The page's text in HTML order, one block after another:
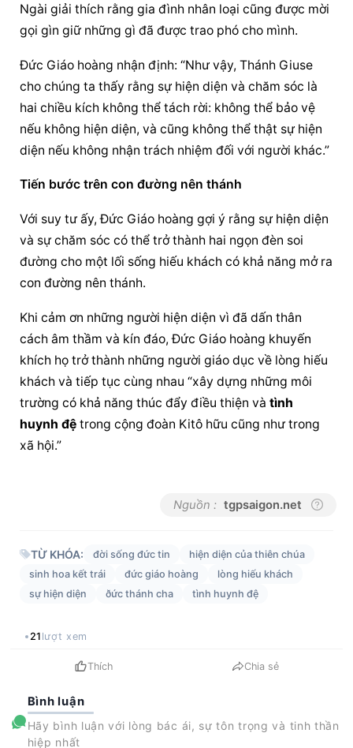
Ngài giải thích rằng gia đình nhân loại cũng được mời
gọi gìn giữ những gì đã được trao phó cho mình.
Đức Giáo hoàng nhận định: “Như vậy, Thánh Giuse
cho chúng ta thấy rằng sự hiện diện và chăm sóc là
hai chiều kích không thể tách rời: không thể bảo vệ
nếu không hiện diện, và cũng không thể thật sự hiện
diện nếu không nhận trách nhiệm đối với người khác.”
Tiến bước trên con đường nên thánh
Với suy tư ấy, Đức Giáo hoàng gợi ý rằng sự hiện diện
và sự chăm sóc có thể trở thành hai ngọn đèn soi
đường cho một lối sống hiếu khách có khả năng mở ra
con đường nên thánh.
Khi cảm ơn những người hiện diện vì đã dấn thân
cách âm thầm và kín đáo, Đức Giáo hoàng khuyến
khích họ trở thành những người giáo dục về lòng hiếu
khách và tiếp tục cùng nhau “xây dựng những môi
trường có khả năng thúc đẩy điều thiện và tình
huynh đệ trong cộng đoàn Kitô hữu cũng như trong
xã hội.”
Nguồn : tgpsaigon.net
TỪ KHÓA: đời sống đức tin
hiện diện của thiên chúa
sinh hoa kết trái
đức giáo hoàng
lòng hiếu khách
sự hiện diện
ðức thánh cha tình huynh đệ
21 lượt xem
Thích Chia sẻ
Bình luận
Hãy bình luận với lòng bác ái, sự tôn trọng và tinh thần
hiệp nhất